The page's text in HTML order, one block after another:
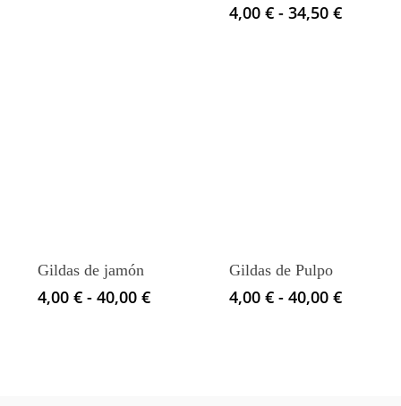
4,00 € - 34,50 €Rango
Gildas de jamón
4,00 € - 40,00 €Rango
Gildas de Pulpo
4,00 € - 40,00 €Rango